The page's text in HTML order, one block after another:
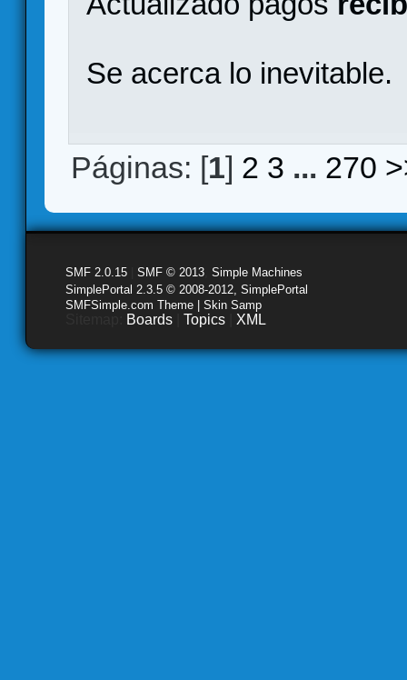
Se acerca lo inevitable.
Páginas: [1] 2 3 ... 270
SMF 2.0.15 SMF © 2013 Simple Machines
SimplePortal 2.3.5 © 2008-2012, SimplePortal
SMFSimple.com Theme | Skin Samp
Boards Topics XML